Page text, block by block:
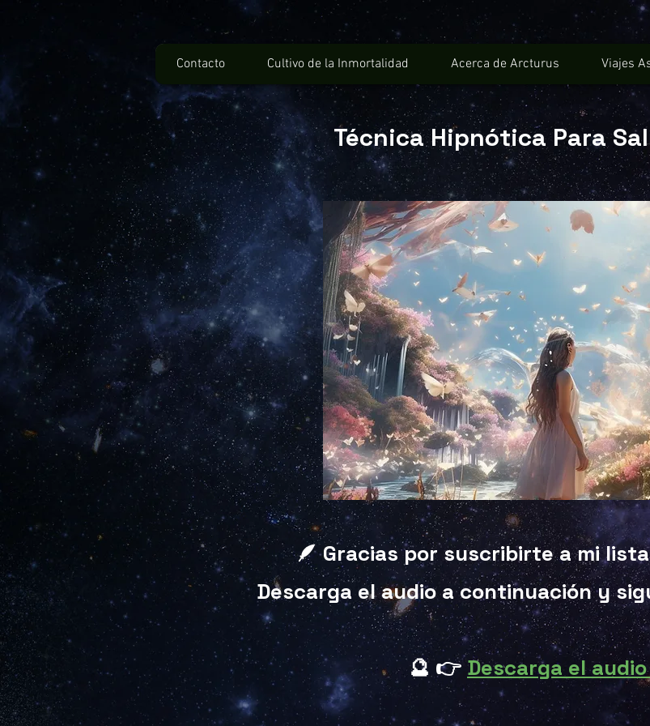
Contacto Cultivo de la Inmortalidad Acerca de Arcturus Viajes
Técnica Hipnótica Para
🪶 Gracias por suscribirte a mi
Descarga el audio a continuación y
🔮 👉Descarga el